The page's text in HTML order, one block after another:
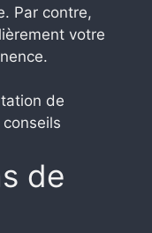
Par contre,
votre
de